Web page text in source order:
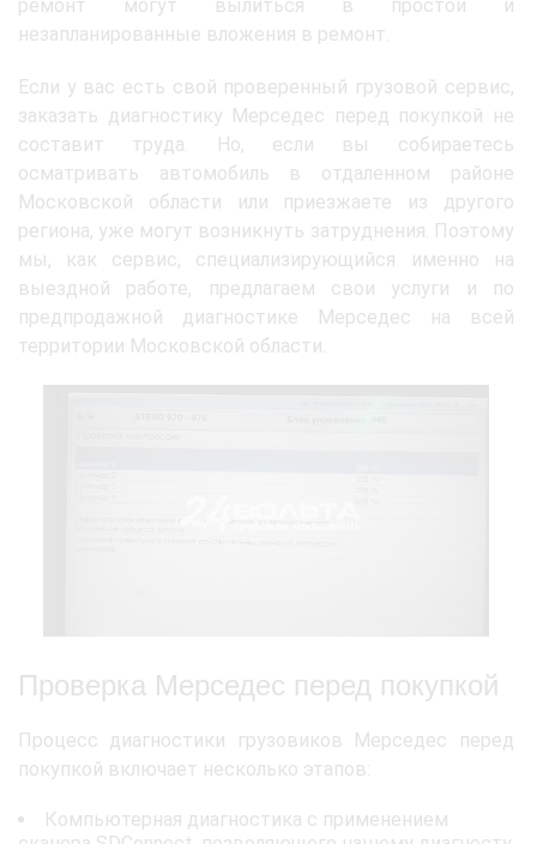
ремонт могут вылиться в простои и
незапланированные вложения в ремонт.
Если у вас есть свой проверенный грузовой сервис,
заказать диагностику Мерседес перед покупкой не
составит труда. Но, если вы собираетесь
осматривать автомобиль в отдаленном районе
Московской области или приезжаете из другого
региона, уже могут возникнуть затруднения. Поэтому
мы, как сервис, специализирующийся именно на
выездной работе, предлагаем свои услуги и по
предпродажной диагностике Мерседес на всей
территории Московской области.
Проверка Мерседес перед покупкой
Процесс диагностики грузовиков Мерседес перед
покупкой включает несколько этапов:
Компьютерная диагностика с применением